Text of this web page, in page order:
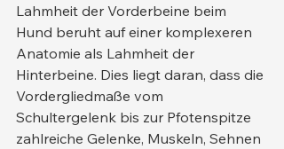
Lahmheit der Vorderbeine beim
Hund beruht auf einer komplexeren
Anatomie als Lahmheit der
Hinterbeine. Dies liegt daran, dass die
Vordergliedmaße vom
Schultergelenk bis zur Pfotenspitze
zahlreiche Gelenke, Muskeln, Sehnen